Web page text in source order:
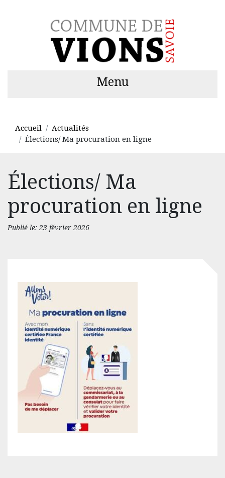
Menu
Accueil
Actualités
Élections/ Ma procuration en ligne
Élections/ Ma
procuration en ligne
Publié le: 23 février 2026